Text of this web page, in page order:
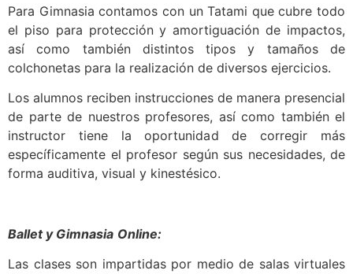
Para Gimnasia contamos con un Tatami que cubre todo
el piso para protección y amortiguación de impactos,
así como también distintos tipos y tamaños de
colchonetas para la realización de diversos ejercicios.
Los alumnos reciben instrucciones de manera presencial
de parte de nuestros profesores, así como también el
instructor tiene la oportunidad de corregir más
específicamente el profesor según sus necesidades, de
forma auditiva, visual y kinestésico.
Ballet y Gimnasia Online:
Las clases son impartidas por medio de salas virtuales